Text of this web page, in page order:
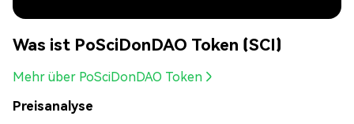
Was ist PoSciDonDAO Token (SCI)
Mehr über PoSciDonDAO Token
Preisanalyse